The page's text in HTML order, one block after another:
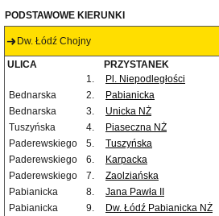
PODSTAWOWE KIERUNKI
Dw. Łódź Chojny
ULICA PRZYSTANEK
1.
Pl. Niepodległości
Bednarska
2. Pabianicka
Bednarska
3. Unicka NŻ
Tuszyńska
4.
Piaseczna NŻ
Paderewskiego
5. Tuszyńska
Paderewskiego
6. Karpacka
Paderewskiego
7. Zaolziańska
Pabianicka
8. Jana Pawła II
Pabianicka
9. Dw. Łódź Pabianicka NŻ